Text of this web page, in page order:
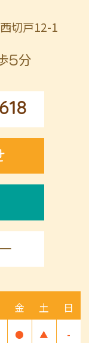
切戸12-1
5分
金 土 日
● ▲ -